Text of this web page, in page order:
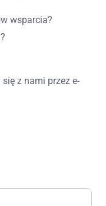
wsparcia?
z nami przez e-